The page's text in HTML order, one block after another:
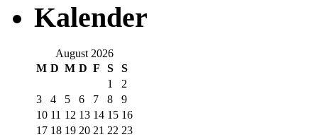
Kalender
August 2026
M D M D F S
S
1
2
3
4 5 6 7 8
9
10 11 12 13 14 15 16
17 18 19 20 21 22 23